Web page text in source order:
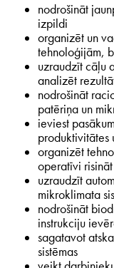
nodrošināt
izpildi
organizēt un
tehnoloģijām,
uzraudzīt cāļu
analizēt
nodrošināt
patēriņa un
ieviest
produktivitātes
organizēt
operatīvi
uzraudzīt
mikroklimata
nodrošināt
instrukciju
sagatavot
sistēmas